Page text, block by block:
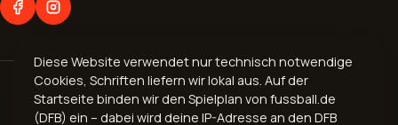
© 2026 Spvgg. 1899 Bogel e.V.
Impressum·Datenschutz
Seniorenfussball
Chronik
Mitgliedschaft
Geschäftsverteilungsplan
Fußball
Aerobic
Volleyball
Diese Website verwendet nur technisch notwendige
Cookies, Schriften liefern wir lokal aus. Auf der
Startseite binden wir den Spielplan von fussball.de
(DFB) ein – dabei wird deine IP-Adresse an den DFB